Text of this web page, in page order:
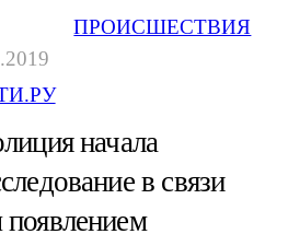
ПРОИСШЕСТВИЯ
начала
в связи